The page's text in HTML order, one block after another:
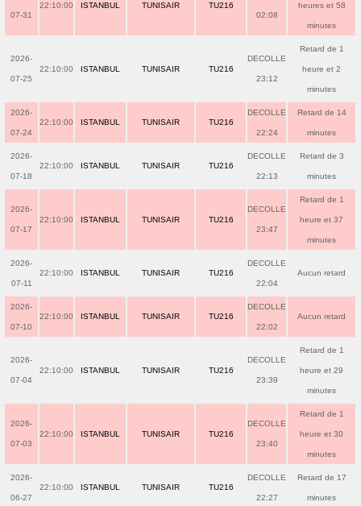
07-31
22:10:00 ISTANBUL TUNISAIR TU216
02:08
heures et 58
minutes
2026-
07-25
22:10:00 ISTANBUL TUNISAIR TU216
DECOLLE
23:12
Retard de 1
heure et 2
minutes
2026-
07-24
22:10:00 ISTANBUL TUNISAIR TU216
DECOLLE
22:24
Retard de 14
minutes
2026-
07-18
22:10:00 ISTANBUL TUNISAIR TU216
DECOLLE
22:13
Retard de 3
minutes
2026-
07-17
22:10:00 ISTANBUL TUNISAIR TU216
DECOLLE
23:47
Retard de 1
heure et 37
minutes
2026-
07-11
22:10:00 ISTANBUL TUNISAIR TU216
DECOLLE
22:04
Aucun retard
2026-
07-10
22:10:00 ISTANBUL TUNISAIR TU216
DECOLLE
22:02
Aucun retard
2026-
07-04
22:10:00 ISTANBUL TUNISAIR TU216
DECOLLE
23:39
Retard de 1
heure et 29
minutes
2026-
07-03
22:10:00 ISTANBUL TUNISAIR TU216
DECOLLE
23:40
Retard de 1
heure et 30
minutes
2026-
06-27
22:10:00 ISTANBUL TUNISAIR TU216
DECOLLE
22:27
Retard de 17
minutes